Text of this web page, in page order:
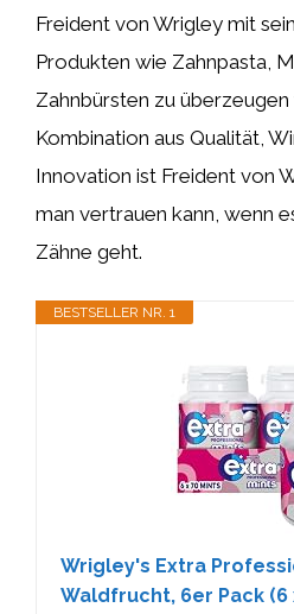
Freident von Wrigley mit
Produkten wie Zahnpasta,
Zahnbürsten zu
Kombination aus Qualität,
Innovation ist Freident von
man vertrauen kann, wenn
Zähne geht.
BESTSELLER NR. 1
Wrigley's Extra
Waldfrucht, 6er Pack (6